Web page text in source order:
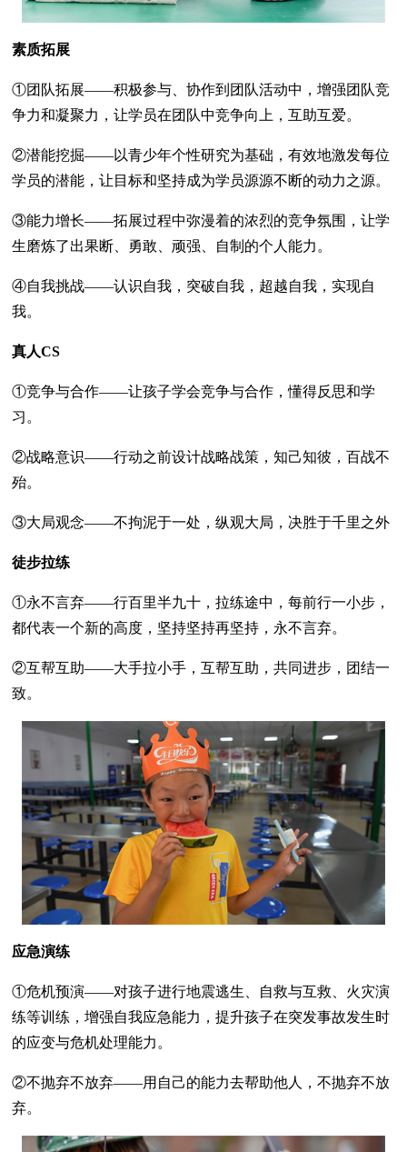
素质拓展
①团队拓展——积极参与、协作到团队活动中，增强团队竞
争力和凝聚力，让学员在团队中竞争向上，互助互爱。
②潜能挖掘——以青少年个性研究为基础，有效地激发每位
学员的潜能，让目标和坚持成为学员源源不断的动力之源。
③能力增长——拓展过程中弥漫着的浓烈的竞争氛围，让学
生磨炼了出果断、勇敢、顽强、自制的个人能力。
④自我挑战——认识自我，突破自我，超越自我，实现自
我。
真人CS
①竞争与合作——让孩子学会竞争与合作，懂得反思和学
习。
②战略意识——行动之前设计战略战策，知己知彼，百战不
殆。
③大局观念——不拘泥于一处，纵观大局，决胜于千里之外
徒步拉练
①永不言弃——行百里半九十，拉练途中，每前行一小步，
都代表一个新的高度，坚持坚持再坚持，永不言弃。
②互帮互助——大手拉小手，互帮互助，共同进步，团结一
致。
应急演练
①危机预演——对孩子进行地震逃生、自救与互救、火灾演
练等训练，增强自我应急能力，提升孩子在突发事故发生时
的应变与危机处理能力。
②不抛弃不放弃——用自己的能力去帮助他人，不抛弃不放
弃。